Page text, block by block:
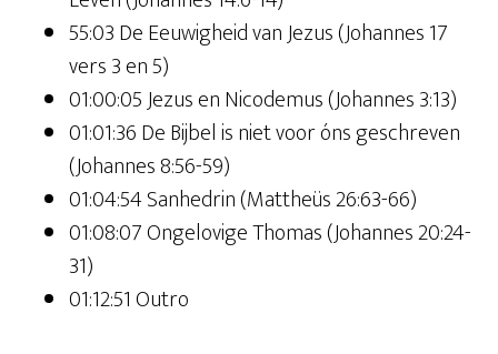
55:03 De Eeuwigheid van Jezus (Johannes 17
vers 3 en 5)
01:00:05 Jezus en Nicodemus (Johannes 3:13)
01:01:36 De Bijbel is niet voor óns geschreven
(Johannes 8:56-59)
01:04:54 Sanhedrin (Mattheüs 26:63-66)
01:08:07 Ongelovige Thomas (Johannes 20:24-
31)
01:12:51 Outro